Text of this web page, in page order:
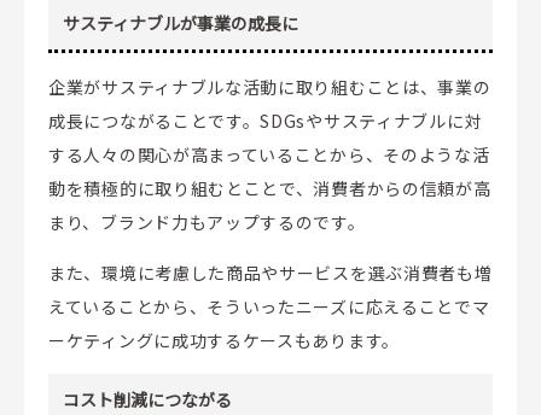
サスティナブルが事業の成長に
企業がサスティナブルな活動に取り組むことは、事業の
成長につながることです。SDGsやサスティナブルに対
する人々の関心が高まっていることから、そのような活
動を積極的に取り組むとことで、消費者からの信頼が高
まり、ブランド力もアップするのです。
また、環境に考慮した商品やサービスを選ぶ消費者も増
えていることから、そういったニーズに応えることでマ
ーケティングに成功するケースもあります。
コスト削減につながる